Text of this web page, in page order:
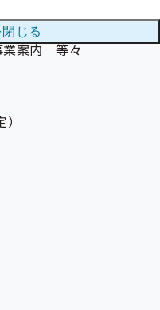
閉じる
やQ&A
報
業案内 等々